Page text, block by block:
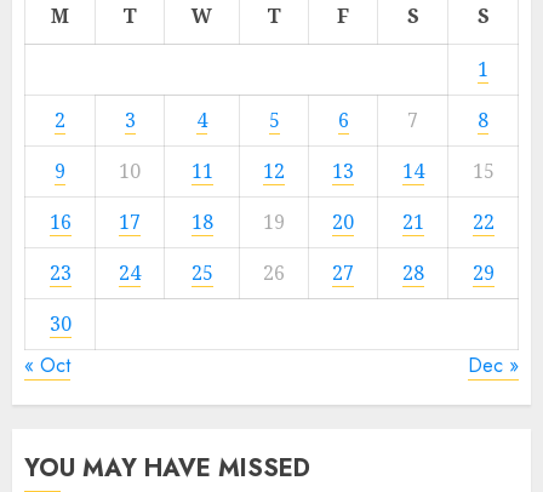
M T W T F S
S
1
2
3 4 5 6 7
8
9
10 11 12 13 14
15
16
17 18 19 20 21
22
23
24 25 26 27 28
29
30
« Oct Dec »
YOU MAY HAVE MISSED